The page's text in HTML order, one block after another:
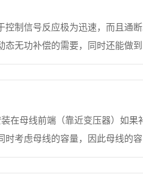
制信号反应极为迅速，而且通
无功补偿的需要，同时还能做到
抗器的投切过程中会产生高次谐
在母线前端（靠近变压器）如果
考虑母线的容量，因此母线的容
于母排末端，只需考虑补偿柜内